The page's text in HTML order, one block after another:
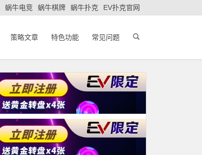
蜗牛电竞 蜗牛棋牌 蜗牛扑克 EV扑克官网
策略文章 特色功能 常见问题